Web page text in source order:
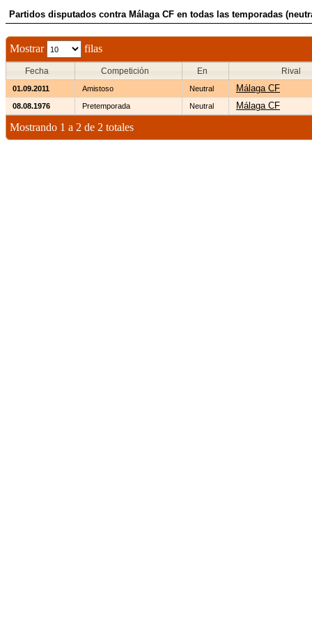
Partidos disputados contra Málaga CF en todas las temporadas
Mostrar filas
Fecha Competición En Rival
01.09.2011 Amistoso Neutral Málaga CF
08.08.1976 Pretemporada Neutral Málaga CF
Mostrando 1 a 2 de 2 totales